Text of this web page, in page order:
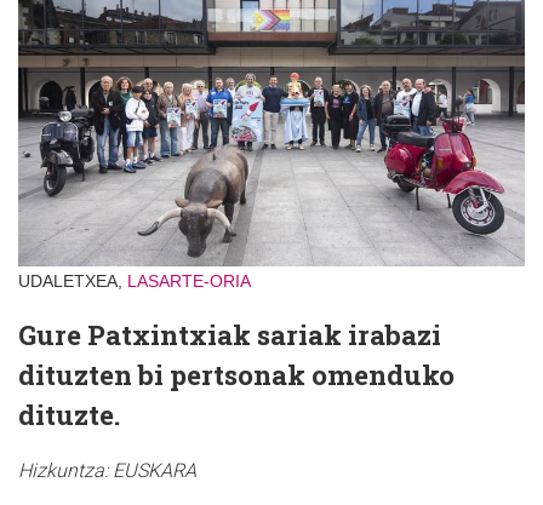
UDALETXEA, LASARTE-ORIA
Gure Patxintxiak sariak irabazi
dituzten bi pertsonak omenduko
dituzte.
Hizkuntza:EUSKARA